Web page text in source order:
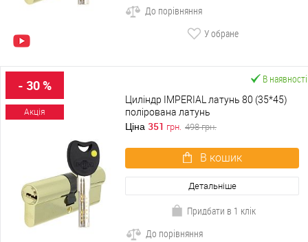
До порівняння
У обране
- 30 %
Акція
В наявності
Циліндр IMPERIAL латунь 80 (35*45)
полірована латунь
Ціна 351 грн. 498грн.
В кошик
Детальніше
Придбати в 1 клік
До порівняння